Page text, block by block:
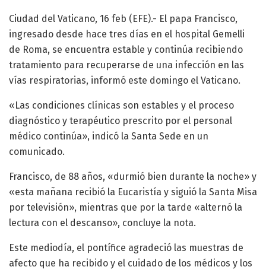
Ciudad del Vaticano, 16 feb (EFE).- El papa Francisco,
ingresado desde hace tres días en el hospital Gemelli
de Roma, se encuentra estable y continúa recibiendo
tratamiento para recuperarse de una infección en las
vías respiratorias, informó este domingo el Vaticano.
«Las condiciones clínicas son estables y el proceso
diagnóstico y terapéutico prescrito por el personal
médico continúa», indicó la Santa Sede en un
comunicado.
Francisco, de 88 años, «durmió bien durante la noche» y
«esta mañana recibió la Eucaristía y siguió la Santa Misa
por televisión», mientras que por la tarde «alternó la
lectura con el descanso», concluye la nota.
Este mediodía, el pontífice agradeció las muestras de
afecto que ha recibido y el cuidado de los médicos y los